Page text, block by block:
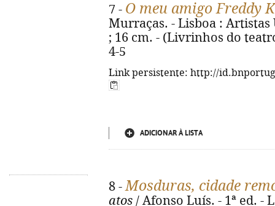
7 - O meu amigo Freddy
Murraças. - Lisboa : Artistas
; 16 cm. - (Livrinhos do
4-5
Link persistente: http://
ADICIONAR À LISTA
8 -Mosduras, cidade
atos / Afonso Luís. - 1ª ed. -